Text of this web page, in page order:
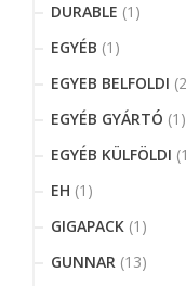
DURABLE (1)
EGYÉB (1)
EGYEB BELFOLDI
EGYÉB GYÁRTÓ (1)
EGYÉB KÜLFÖLDI
EH (1)
GIGAPACK (1)
GUNNAR (13)